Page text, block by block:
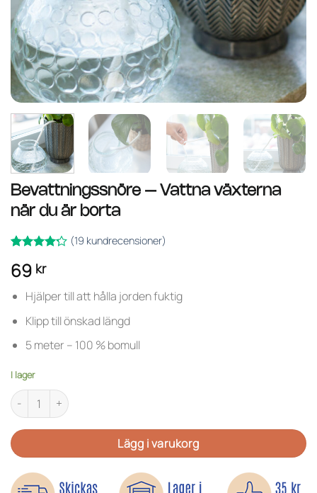
Bevattningssnöre – Vattna växterna
när du är borta
4.21 av
på
kundrecensioner
(19 kundrecensioner)
69 kr
Hjälper till att hålla jorden fuktig
Klipp till önskad längd
5 meter – 100 % bomull
I lager
Bevattningssnöre – Vattna växterna när du är borta mängd
Lägg i varukorg